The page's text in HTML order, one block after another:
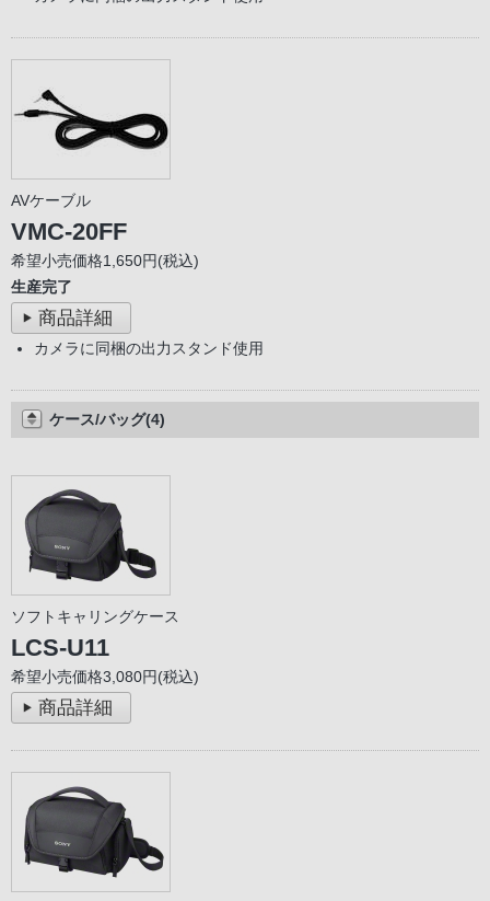
AVケーブル
VMC-20FF
希望小売価格1,650円(税込)
生産完了
商品詳細
カメラに同梱の出力スタンド使用
ケース/バッグ(4)
ソフトキャリングケース
LCS-U11
希望小売価格3,080円(税込)
商品詳細